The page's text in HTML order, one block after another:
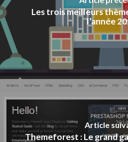
Les trois meilleurs
l’année
Article
Themeforest : Le grand